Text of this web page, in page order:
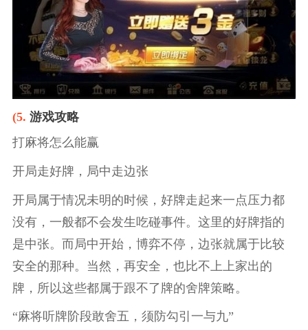
(5. 游戏攻略
打麻将怎么能赢
开局走好牌，局中走边张
开局属于情况未明的时候，好牌走起来一点压力都
没有，一般都不会发生吃碰事件。这里的好牌指的
是中张。而局中开始，博弈不停，边张就属于比较
安全的那种。当然，再安全，也比不上上家出的
牌，所以这些都属于跟不了牌的舍牌策略。
“麻将听牌阶段敢舍五，须防勾引一与九”